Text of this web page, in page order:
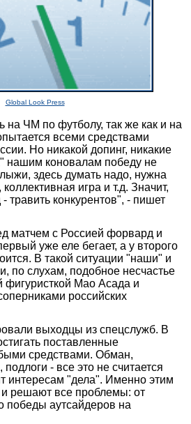
Global Look Press
на ЧМ по футболу, так же как и на
всеми средствами
Но никакой допинг, никакие
нашим коновалам победу не
здесь думать надо, нужна
игра и т.д. Значит,
травить конкурентов", - пишет
матчем с Россией форвард и
уже еле бегает, а у второго
В такой ситуации "наши" и
по слухам, подобное несчастье
фигуристкой Мао Асада и
российских
выходцы из спецслужб. В
поставленные
средствами. Обман,
- все это не считается
интересам "дела". Именно этим
решают все проблемы: от
победы аутсайдеров на